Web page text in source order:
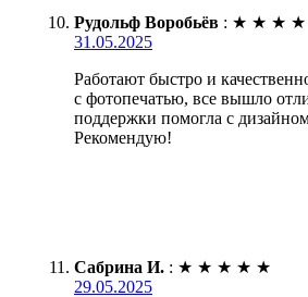
Рудольф Воробьёв : ★ ★ ★ ★
31.05.2025
Работают быстро и
с фотопечатью, все вышло
поддержки помогла с
Рекомендую!
Сабрина И. : ★ ★ ★ ★ ★
29.05.2025